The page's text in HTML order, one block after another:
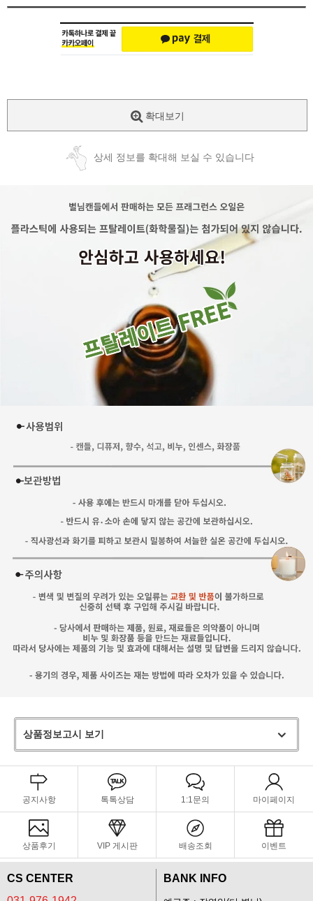
확대보기
상세 정보를 확대해 보실 수 있습니다
상품정보고시 보기
공지사항 톡톡상담 1:1문의 마이페이지
상품후기 VIP 게시판 배송조회 이벤트
CS CENTER
BANK INFO